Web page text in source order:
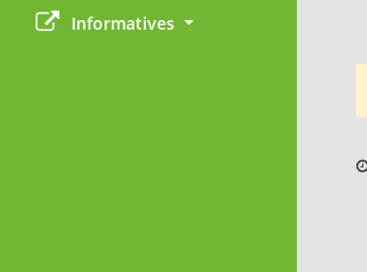
Informatives